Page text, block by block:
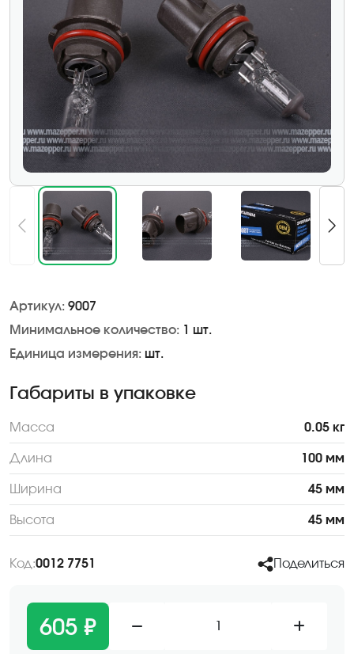
Артикул: 9007
Минимальное количество: 1 шт.
Единица измерения: шт.
Габариты в упаковке
Масса 0.05 кг
Длина 100 мм
Ширина 45 мм
Высота 45 мм
Код:0012 7751 Поделиться
605 ₽